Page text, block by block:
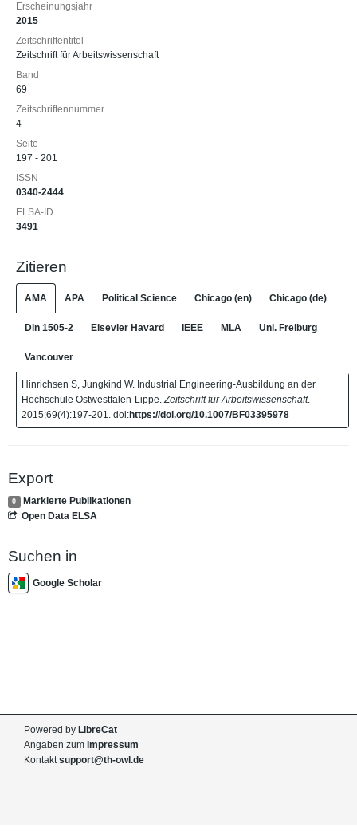
Erscheinungsjahr
2015
Zeitschriftentitel
Zeitschrift für Arbeitswissenschaft
Band
69
Zeitschriftennummer
4
Seite
197 - 201
ISSN
0340-2444
ELSA-ID
3491
Zitieren
AMA APA Political Science Chicago (en) Chicago (de)
Din 1505-2 Elsevier Havard IEEE MLA Uni. Freiburg
Vancouver
Hinrichsen S, Jungkind W. Industrial Engineering-Ausbildung an der
Hochschule Ostwestfalen-Lippe. Zeitschrift für Arbeitswissenschaft.
2015;69(4):197-201. doi:https://doi.org/10.1007/BF03395978
Export
0
Markierte Publikationen
Open Data ELSA
Suchen in
Google Scholar
Powered by LibreCat
Angaben zum Impressum
Kontaktsupport@th-owl.de